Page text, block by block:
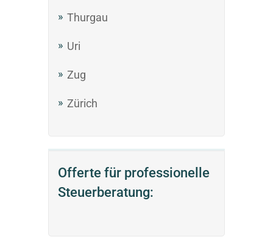
Thurgau
Uri
Zug
Zürich
Offerte für professionelle
Steuerberatung: